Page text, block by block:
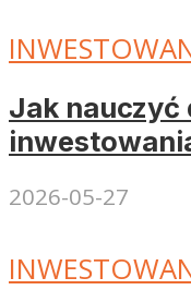
Jak nauczyć
2026-05-27